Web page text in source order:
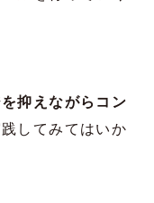
抑えながらコン
してみてはいか